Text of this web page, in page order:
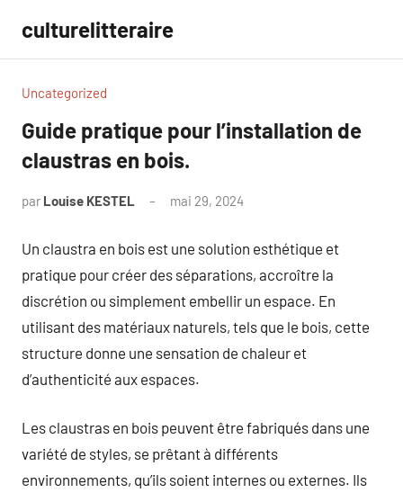
contenu
culturelitteraire
Uncategorized
Guide pratique pour l’installation de
claustras en bois.
par Louise KESTEL mai 29, 2024
Un claustra en bois est une solution esthétique et
pratique pour créer des séparations, accroître la
discrétion ou simplement embellir un espace. En
utilisant des matériaux naturels, tels que le bois, cette
structure donne une sensation de chaleur et
d’authenticité aux espaces.
Les claustras en bois peuvent être fabriqués dans une
variété de styles, se prêtant à différents
environnements, qu’ils soient internes ou externes. Ils